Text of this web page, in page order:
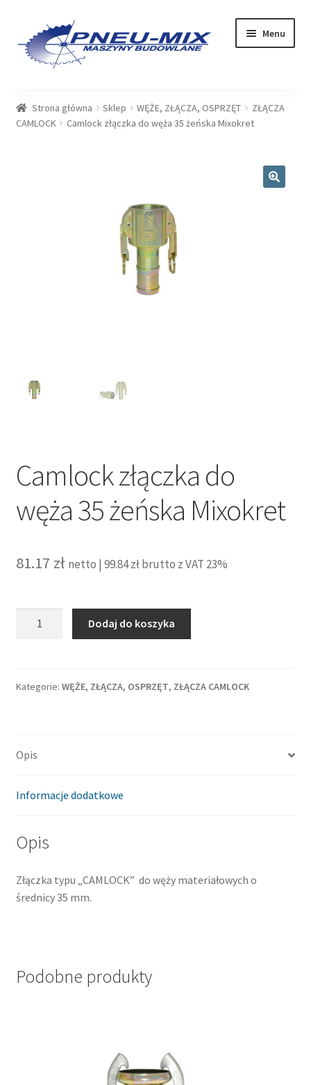
Przejdź
do
nawigacji
Przejdź
do
treści
Menu
USŁUGI
Strona główna Sklep WĘŻE, ZŁĄCZA, OSPRZĘT
ZŁĄCZA
CAMLOCK
Camlock złączka do węża 35 żeńska Mixokret
Camlock złączka do
węża 35 żeńska Mixokret
81.17 zł netto | 99.84złbrutto z VAT 23%
węża
Dodaj do koszyka
Kategorie: WĘŻE, ZŁĄCZA, OSPRZĘT, ZŁĄCZA CAMLOCK
Opis
Informacje dodatkowe
Opis
Złączka typu „CAMLOCK” do węży materiałowych o
średnicy 35 mm.
Podobne produkty